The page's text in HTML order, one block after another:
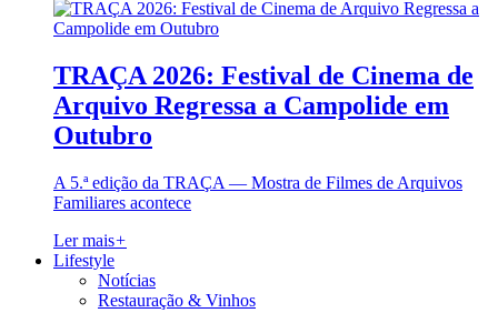
TRAÇA 2026: Festival de Cinema de
Arquivo Regressa a Campolide em
Outubro
A 5.ª edição da TRAÇA — Mostra de Filmes de Arquivos
Familiares acontece
Ler mais+
Lifestyle
Notícias
Restauração & Vinhos